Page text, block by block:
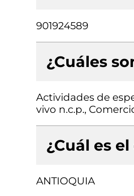
901924589
¿Cuáles
Actividades de
vivo n.c.p.,
¿Cuál es
ANTIOQUIA